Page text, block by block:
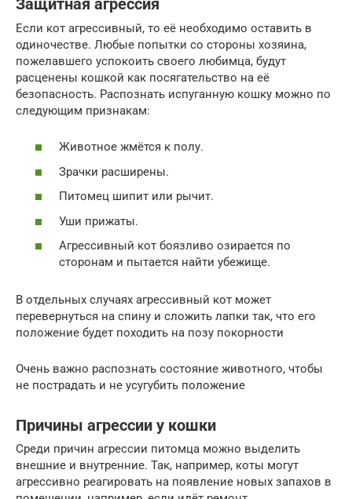
Защитная агрессия
Если кот агрессивный, то её необходимо оставить в
одиночестве. Любые попытки со стороны хозяина,
пожелавшего успокоить своего любимца, будут
расценены кошкой как посягательство на её
безопасность. Распознать испуганную кошку можно по
следующим признакам:
Животное жмётся к полу.
Зрачки расширены.
Питомец шипит или рычит.
Уши прижаты.
Агрессивный кот боязливо озирается по
сторонам и пытается найти убежище.
В отдельных случаях агрессивный кот может
перевернуться на спину и сложить лапки так, что его
положение будет походить на позу покорности
Очень важно распознать состояние животного, чтобы
не пострадать и не усугубить положение
Причины агрессии у кошки
Среди причин агрессии питомца можно выделить
внешние и внутренние. Так, например, коты могут
агрессивно реагировать на появление новых запахов в